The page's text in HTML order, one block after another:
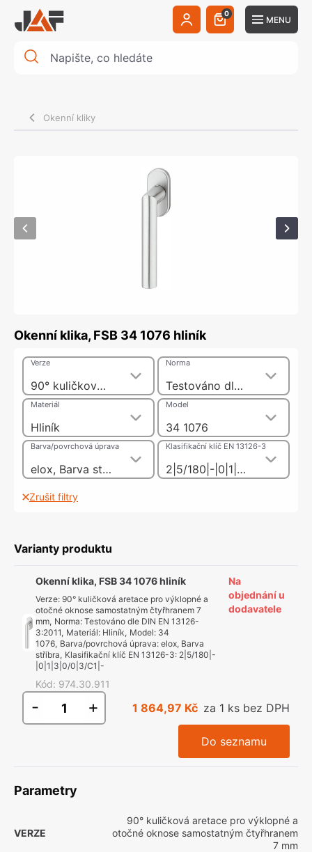
0
MENU
Okenní kliky
Okenní klika, FSB 34 1076 hliník
90° kuličková aretace pro výklopné a otočné oknose samostatným čtyřhranem 7 mm
Verze
Testováno dle DIN EN 13126-3:2011
Norma
Hliník
Materiál
34 1076
Model
elox, Barva stříbra
Barva/povrchová úprava
2|5/180|-|0|1|3|0/0|3/C1|-
Klasifikační klíč EN 13126-3
Zrušit filtry
Varianty produktu
Okenní klika, FSB 34 1076 hliník
Verze:90° kuličková aretace pro výklopné a
otočné oknose samostatným čtyřhranem 7
mm, Norma:Testováno dle DIN EN 13126-
3:2011, Materiál: Hliník, Model: 34
1076, Barva/povrchová úprava:elox, Barva
stříbra, Klasifikační klíč EN 13126-3: 2|5/180|-
|0|1|3|0/0|3/C1|-
Kód: 974.30.911
Na
objednání u
dodavatele
- + 1 864,97 Kč za 1 ks bez DPH
Do seznamu
Parametry
VERZE
90° kuličková aretace pro výklopné a
otočné oknose samostatným čtyřhranem
7 mm